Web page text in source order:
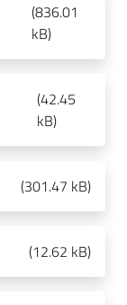
(836.01
kB)
(42.45
kB)
(301.47 kB)
(12.62 kB)